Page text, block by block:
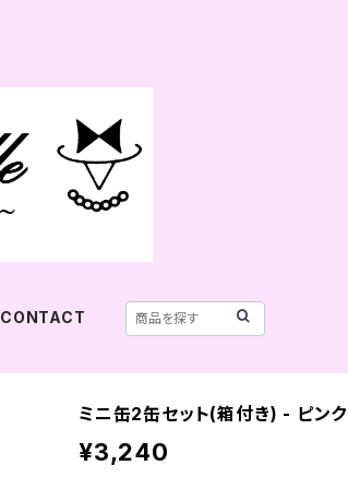
CONTACT
ミニ缶2缶セット(箱付き) - ピンク
¥3,240